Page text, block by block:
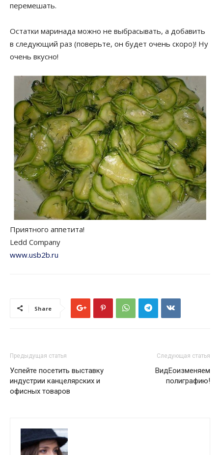
перемешать.
Остатки маринада можно не выбрасывать, а добавить
в следующий раз (поверьте, он будет очень скоро)! Ну
очень вкусно!
Приятного аппетита!
Ledd Company
www.usb2b.ru
Share
Предыдущая статья
Успейте посетить выставку
индустрии канцелярских и
офисных товаров
Следующая статья
ВидЕоизменяем
полиграфию!